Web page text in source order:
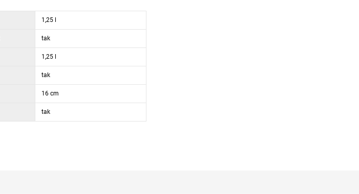
1,25 l
tak
1,25 l
tak
16 cm
tak